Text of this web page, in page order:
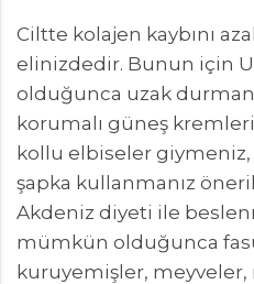
Ciltte kolajen kaybını
elinizdedir. Bunun için
olduğunca uzak
korumalı güneş
kollu elbiseler
şapka kullanmanız
Akdeniz diyeti ile
mümkün olduğunca
kuruyemişler,